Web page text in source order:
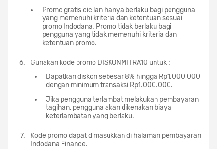
Promo gratis cicilan hanya berlaku bagi pengguna
yang memenuhi kriteria dan ketentuan sesuai
promo Indodana. Promo tidak berlaku bagi
pengguna yang tidak memenuhi kriteria dan
ketentuan promo.
Gunakan kode promo DISKONMITRA10 untuk :
Dapatkan diskon sebesar 8% hingga Rp1.000.000
dengan minimum transaksi Rp1.000.000.
Jika pengguna terlambat melakukan pembayaran
tagihan, pengguna akan dikenakan biaya
keterlambatan yang berlaku.
Kode promo dapat dimasukkan di halaman pembayaran
Indodana Finance.